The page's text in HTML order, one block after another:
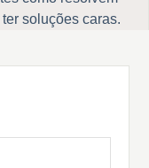
soluções caras.